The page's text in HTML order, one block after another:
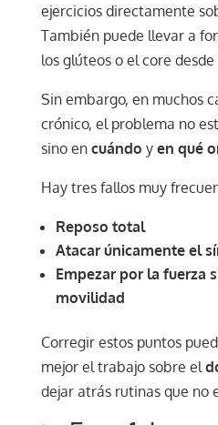
ejercicios directamente
También puede llevar a
los glúteos o el core desde
Sin embargo, en muchos
crónico, el problema no
sino en cuándo y en qué
Hay tres fallos muy
Reposo total
Atacar únicamente el
Empezar por la fuerza
movilidad
Corregir estos puntos
mejor el trabajo sobre el
dejar atrás rutinas que no